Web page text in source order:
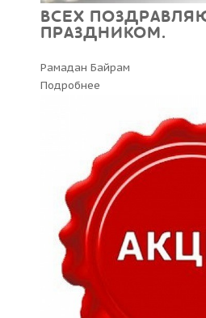
ВСЕХ
ПРАЗДНИКОМ.
Рамадан Байрам
Подробнее